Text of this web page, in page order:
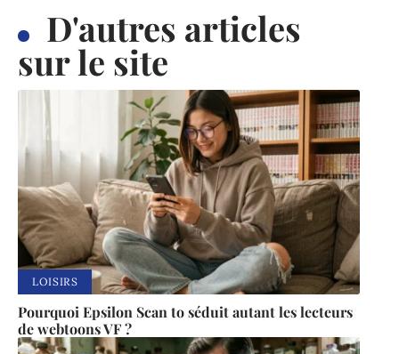
D'autres articles
sur le site
LOISIRS
Pourquoi Epsilon Scan to séduit autant les lecteurs
de webtoons VF ?